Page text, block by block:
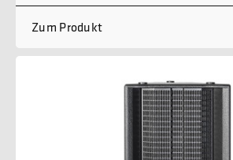
Zum Produkt